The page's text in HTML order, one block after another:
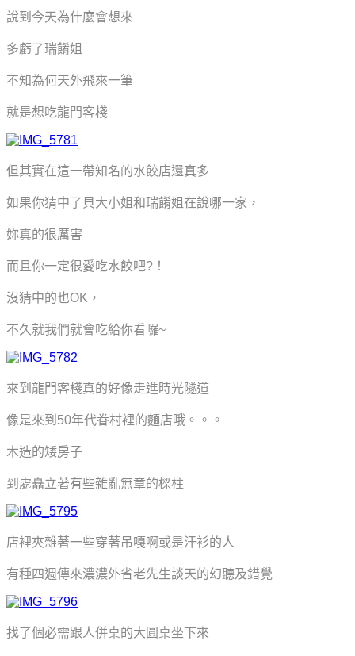
說到今天為什麼會想來
多虧了瑞餚姐
不知為何天外飛來一筆
就是想吃龍門客棧
但其實在這一帶知名的水餃店還真多
如果你猜中了 貝大小姐和瑞餚姐在說哪一家，
妳真的很厲害
而且你一定很愛吃水餃吧?！
沒猜中的也OK，
不久就我們就會吃給你看囉~
來到龍門客棧真的好像走進時光隧道
像是來到50年代眷村裡的麵店哦。。。
木造的矮房子
到處矗立著有些雜亂無章的樑柱
店裡夾雜著一些穿著吊嘎啊或是汗衫的人
有種四週傳來濃濃外省老先生談天的幻聽及錯覺
找了個必需跟人併桌的大圓桌坐下來